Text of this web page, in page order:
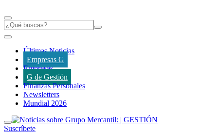
Últimas Noticias
Empresas G
Empresas
G de Gestión
Finanzas Personales
Newsletters
Mundial 2026
Suscríbete